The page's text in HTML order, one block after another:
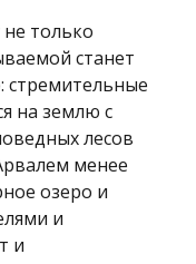
только
станет
стремительные
на землю с
лесов
менее
озеро и
и
и